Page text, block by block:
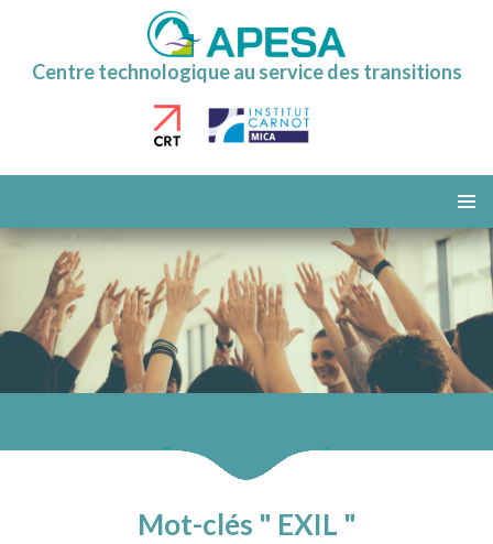
Centre technologique au service des transitions
MENU
AU
CONTENU
Mot-clés " EXIL "